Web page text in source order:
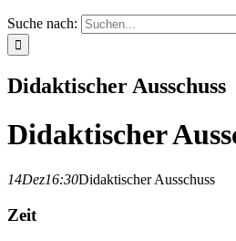
Suche nach:
Didaktischer Ausschuss
Didaktischer
14Dez16:30Didaktischer Ausschuss
Zeit